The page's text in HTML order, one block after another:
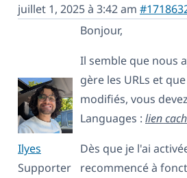
juillet 1, 2025 à 3:42 am
Ilyes
Supporter
Bonjour,
Il semble que nous
gère les URLs et
modifiés, vous
Languages : lien
Dès que je l'ai
recommencé à